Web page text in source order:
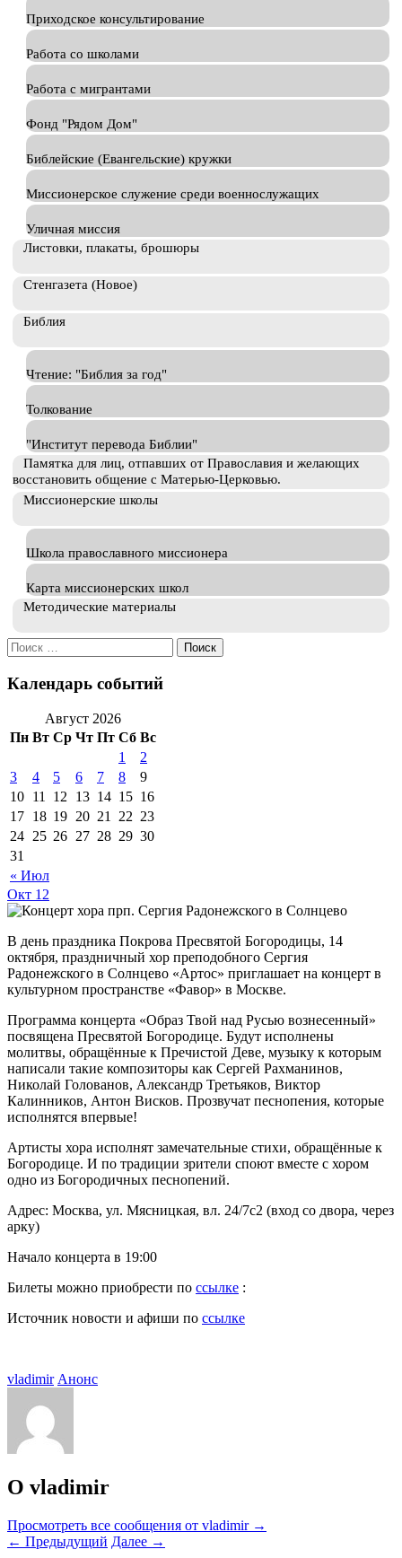
Приходское консультирование
Работа со школами
Работа с мигрантами
Фонд "Рядом Дом"
Библейские (Евангельские) кружки
Миссионерское служение среди военнослужащих
Уличная миссия
Листовки, плакаты, брошюры
Стенгазета (Новое)
Библия
Чтение: "Библия за год"
Толкование
"Институт перевода Библии"
Памятка для лиц, отпавших от Православия и желающих
восстановить общение с Матерью-Церковью.
Миссионерские школы
Школа православного миссионера
Карта миссионерских школ
Методические материалы
Искать:
Календарь событий
Август 2026
Пн Вт Ср Чт Пт Сб Вс
« Июл
1
2
3
4 5 6 7 8
9
10 11 12 13 14 15 16
17 18 19 20 21 22 23
24 25 26 27 28 29 30
31
Окт 12
В день праздника Покрова Пресвятой Богородицы, 14
октября, праздничный хор преподобного Сергия
Радонежского в Солнцево «Артос» приглашает на концерт в
культурном пространстве «Фавор» в Москве.
Программа концерта «Образ Твой над Русью вознесенный»
посвящена Пресвятой Богородице. Будут исполнены
молитвы, обращённые к Пречистой Деве, музыку к которым
написали такие композиторы как Сергей Рахманинов,
Николай Голованов, Александр Третьяков, Виктор
Калинников, Антон Висков. Прозвучат песнопения, которые
исполнятся впервые!
Артисты хора исполнят замечательные стихи, обращённые к
Богородице. И по традиции зрители споют вместе с хором
одно из Богородичных песнопений.
Адрес: Москва, ул. Мясницкая, вл. 24/7с2 (вход со двора, через
арку)
Начало концерта в 19:00
Билеты можно приобрести по ссылке :
Источник новости и афиши по ссылке
vladimir Анонс
О vladimir
Просмотреть все сообщения от vladimir →
← Предыдущий Далее →